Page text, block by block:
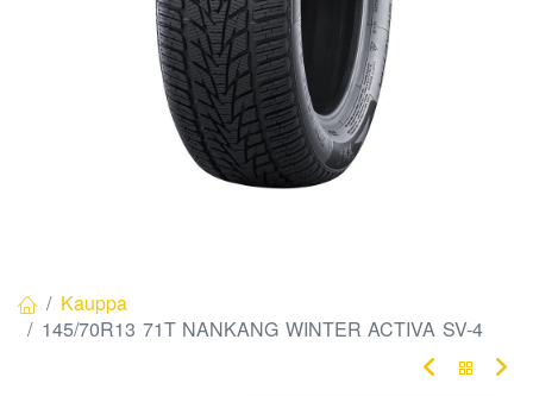
Kauppa
145/70R13 71T NANKANG WINTER ACTIVA SV-4